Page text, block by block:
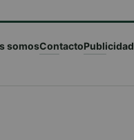
somosContactoPublicidad